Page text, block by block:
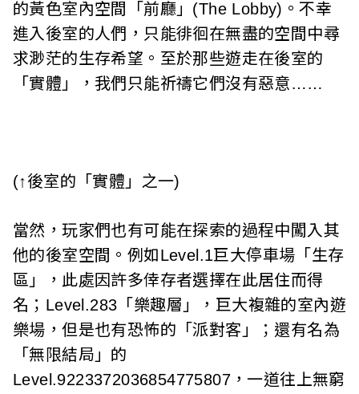
的黃色室內空間「前廳」(The Lobby)。不幸
進入後室的人們，只能徘徊在無盡的空間中尋
求渺茫的生存希望。至於那些遊走在後室的
「實體」，我們只能祈禱它們沒有惡意……
(↑後室的「實體」之一)
當然，玩家們也有可能在探索的過程中闖入其
他的後室空間。例如Level.1巨大停車場「生存
區」，此處因許多倖存者選擇在此居住而得
名；Level.283「樂趣層」，巨大複雜的室內遊
樂場，但是也有恐怖的「派對客」；還有名為
「無限結局」的
Level.9223372036854775807，一道往上無窮